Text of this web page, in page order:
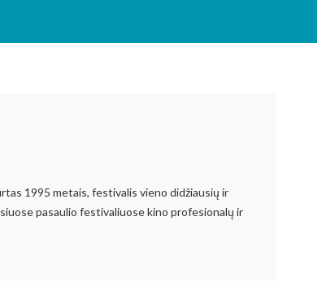
1995 metais, festivalis vieno didžiausių ir
pasaulio festivaliuose kino profesionalų ir